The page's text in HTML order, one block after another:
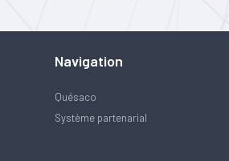
Navigation
Quésaco
Système partenarial